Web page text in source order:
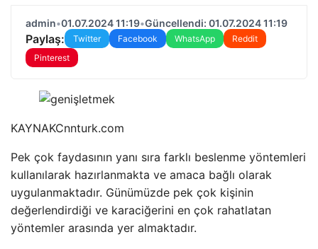
admin•01.07.2024 11:19•Güncellendi: 01.07.2024 11:19
Paylaş: Twitter Facebook WhatsApp
Reddit
Pinterest
KAYNAKCnnturk.com
Pek çok faydasının yanı sıra farklı beslenme yöntemleri
kullanılarak hazırlanmakta ve amaca bağlı olarak
uygulanmaktadır. Günümüzde pek çok kişinin
değerlendirdiği ve karaciğerini en çok rahatlatan
yöntemler arasında yer almaktadır.